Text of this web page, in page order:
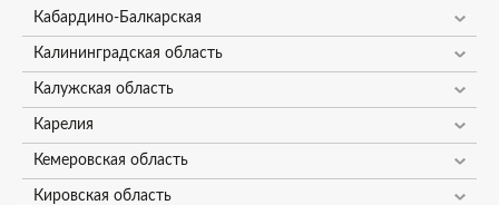
Кабардино-Балкарская
Калининградская область
Калужская область
Карелия
Кемеровская область
Кировская область